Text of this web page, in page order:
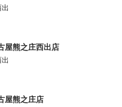
屋熊之庄西出店
屋熊之庄店